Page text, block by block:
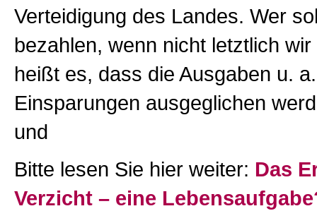
Verteidigung des Landes. Wer
bezahlen, wenn nicht letztlich
heißt es, dass die Ausgaben u.
Einsparungen ausgeglichen
und
Bitte lesen Sie hier weiter: Das
Verzicht – eine